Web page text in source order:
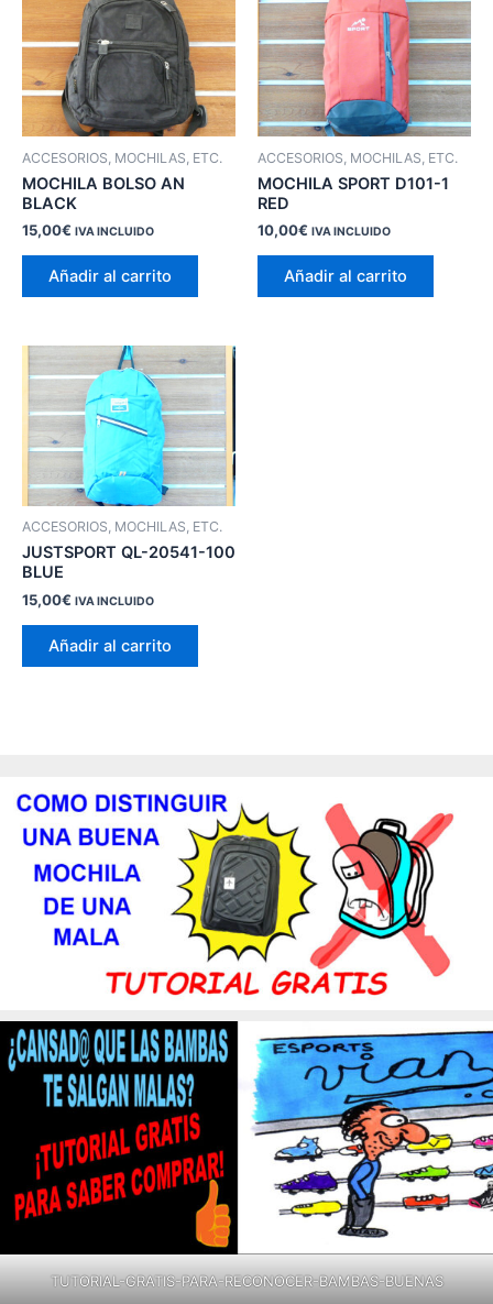
ACCESORIOS, MOCHILAS, ETC.
MOCHILA BOLSO AN
BLACK
15,00€ IVA INCLUIDO
Añadir al carrito
ACCESORIOS, MOCHILAS, ETC.
MOCHILA SPORT D101-1
RED
10,00€ IVA INCLUIDO
Añadir al carrito
ACCESORIOS, MOCHILAS, ETC.
JUSTSPORT QL-20541-100
BLUE
15,00€ IVA INCLUIDO
Añadir al carrito
TUTORIAL-GRATIS-PARA-RECONOCER-BAMBAS-BUENAS